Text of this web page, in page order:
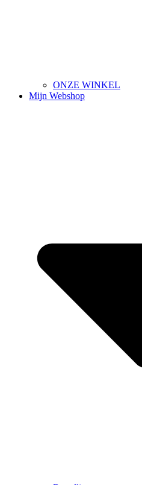
ONZE WINKEL
Mijn Webshop